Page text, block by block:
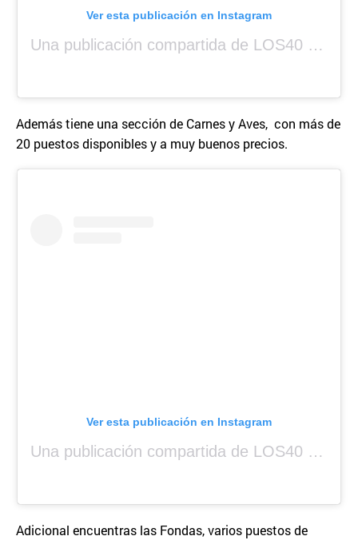
Ver esta publicación en Instagram
Una publicación compartida de LOS40 Panamá 🇵🇦 🎙️🎶 (@los40panama)
Además tiene una sección de Carnes y Aves, con más de
20 puestos disponibles y a muy buenos precios.
Ver esta publicación en Instagram
Una publicación compartida de LOS40 Panamá 🇵🇦 🎙️🎶 (@los40panama)
Adicional encuentras las Fondas, varios puestos de